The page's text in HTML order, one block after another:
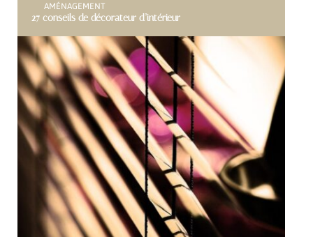
AMÉNAGEMENT
27 conseils de décorateur d’intérieur